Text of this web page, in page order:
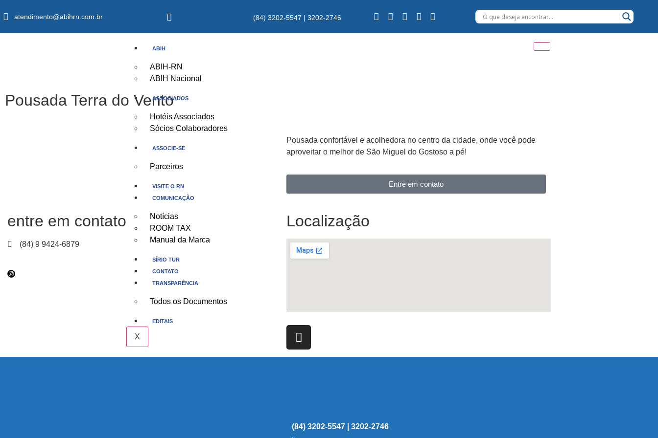
atendimento@abihrn.com.br (84) 3202-5547 | 3202-2746
ABIH
ABIH-RN
ABIH Nacional
ASSOCIADOS
Hotéis Associados
Sócios Colaboradores
ASSOCIE-SE
Parceiros
VISITE O RN
COMUNICAÇÃO
Notícias
ROOM TAX
Manual da Marca
SÍRIO TUR
CONTATO
TRANSPARÊNCIA
Todos os Documentos
EDITAIS
X
Pousada Terra do Vento
Pousada confortável e acolhedora no centro da cidade, onde você pode
aproveitar o melhor de São Miguel do Gostoso a pé!
Entre em contato
entre em contato
(84) 9 9424-6879
Localização
(84) 3202-5547 | 3202-2746